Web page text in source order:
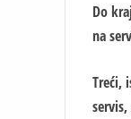
Do
na
Treći,